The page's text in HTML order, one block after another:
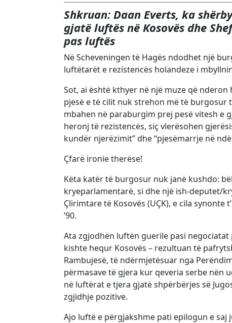
Shkruan: Daan Everts, ka
gjatë luftës në Kosovës dhe
pas luftës
Në Scheveningen të Hagës ndodhet një
luftëtarët e rezistencës holandeze i
Sot, ai është kthyer në një muze që
pjesë e të cilit nuk strehon më të burgosur
mbahen në paraburgim prej pesë vitesh e
heronj të rezistencës, siç vlerësohen
kundër njerëzimit” dhe “pjesëmarrje në
Çfarë ironie therëse!
Këta katër të burgosur nuk janë kushdo:
kryeparlamentarë, si dhe një ish-deputet/
Çlirimtare të Kosovës (UÇK), e cila
’90.
Ata zgjodhën luftën guerile pasi
kishte hequr Kosovës – rezultuan të
Rambujesë, të ndërmjetësuar nga
përmasave të gjera kur qeveria serbe nën
në luftërat e tjera gjatë shpërbërjes së
zgjidhje pozitive.
Ajo luftë e përgjakshme pati epilogun e